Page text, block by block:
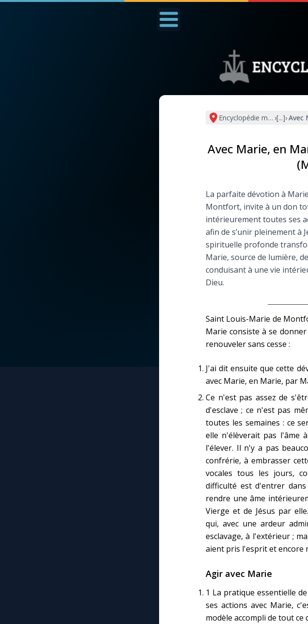
Nous soutenir À propos
Prier au quotidien
Les premiers samedis
Marie qui défait les
Me consacrer à Jésus
Mes intentions de
◼︎À la une
Chapelet
Contact
Faire un don
Marie de
Encyclopédie mariale
›[...]›Avec
Avec Marie, en
La parfaite dévotion à
Montfort, invite à un don
intérieurement toutes ses
afin de s’unir pleinement à
spirituelle profonde
Marie, source de lumière,
conduisant à une vie
Dieu.
Saint Louis-Marie de
Marie consiste à se
renouveler sans cesse :
J'ai dit ensuite que cette
avec Marie, en Marie, par
Ce n'est pas assez de
d'esclave ; ce n'est pas
toutes les semaines : ce
elle n'élèverait pas l'âme
l'élever. Il n'y a pas
confrérie, à embrasser
vocales tous les jours,
difficulté est d'entrer
rendre une âme
Vierge et de Jésus par
qui, avec une ardeur
esclavage, à l'extérieur ;
aient pris l'esprit et encore
Agir avec Marie
1 La pratique essentielle
ses actions avec Marie,
modèle accompli de tout ce